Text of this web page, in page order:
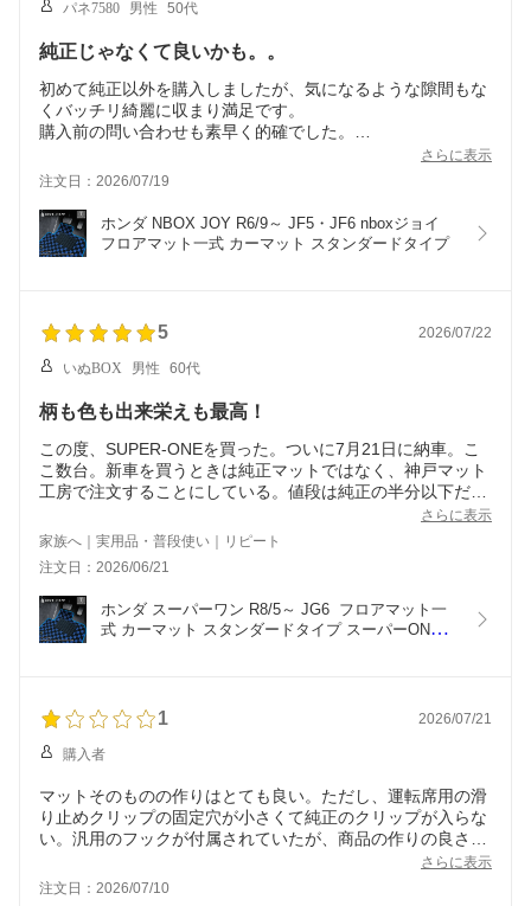
ット
パネ7580 男性 50代
純正じゃなくて良いかも。。
初めて純正以外を購入しましたが、気になるような隙間もな
くバッチリ綺麗に収まり満足です。
購入前の問い合わせも素早く的確でした。
ありがとうございました。
さらに表示
注文日：2026/07/19
ホンダ NBOX JOY R6/9～ JF5・JF6 nboxジョイ
フロアマット一式 カーマット スタンダードタイプ
5 2026/07/22
いぬBOX 男性 60代
柄も色も出来栄えも最高！
この度、SUPER-ONEを買った。ついに7月21日に納車。こ
こ数台。新車を買うときは純正マットではなく、神戸マット
工房で注文することにしている。値段は純正の半分以下だ
し、かと言って製品そのものはすごくいい。若い頃はそんな
ことは知らなかったから、新車を買うときにはマットとバイ
ザーは当たり前のように純正を注文していたけど、年金生活
が近づいてからは、神戸マット工房に決めている。色も柄も
SUPER-ONEにピッタリ。固定するプラスチックが
なかなかパチンとつかずに大汗をかいたが、そこだけもう少
し工夫してもらえると★6つあげたいくらい。
さらに表示
家族へ｜実用品・普段使い｜リピート
注文日：2026/06/21
ホンダ スーパーワン R8/5～ JG6  フロアマット一
式 カーマット スタンダードタイプ スーパーONE
1 2026/07/21
購入者
マットそのものの作りはとても良い。ただし、運転席用の滑
り止めクリップの固定穴が小さくて純正のクリップが入らな
い。汎用のフックが付属されていたが、商品の作りの良さが
仇となって、車体側のクリップの位置と商品の固定穴の位置
がぴったりなため、汎用のフックを取り付けることが出来な
さらに表示
注文日：2026/07/10